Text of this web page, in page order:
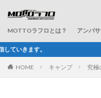
MOTTOラフロとは？ アンバ
HOME キャンプ 究極